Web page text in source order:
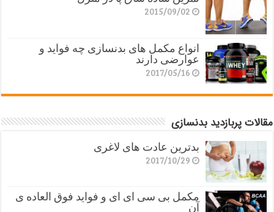
2015/09/02
انواع مکمل های بدنسازی چه فواید و
عوارضی دارند
2017/05/16
مقالات پربازدید بدنسازی
بدترین عادت های لاغری
2017/10/29
مکمل بی سی ای ای و فواید فوق العاده ی
آن